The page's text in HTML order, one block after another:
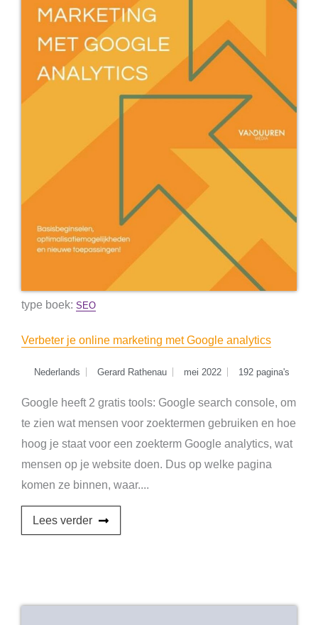
type boek: SEO
Verbeter je online marketing met Google analytics
Nederlands Gerard Rathenau mei 2022 192 pagina's
Google heeft 2 gratis tools: Google search console, om
te zien wat mensen voor zoektermen gebruiken en hoe
hoog je staat voor een zoekterm Google analytics, wat
mensen op je website doen. Dus op welke pagina
komen ze binnen, waar....
Lees verder